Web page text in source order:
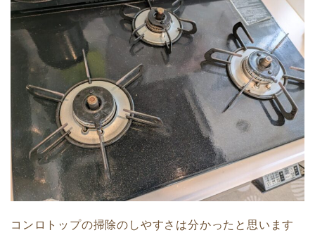
コンロトップの掃除のしやすさは分かったと思います